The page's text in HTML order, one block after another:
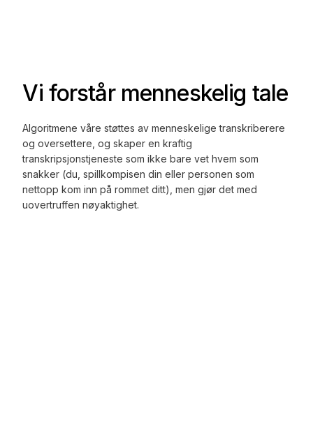
Vi forstår menneskelig tale
Algoritmene våre støttes av menneskelige transkriberere
og oversettere, og skaper en kraftig
transkripsjonstjeneste som ikke bare vet hvem som
snakker (du, spillkompisen din eller personen som
nettopp kom inn på rommet ditt), men gjør det med
uovertruffen nøyaktighet.